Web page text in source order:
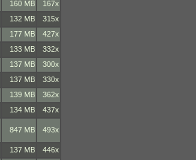
160 MB
167x
132 MB
315x
177 MB
427x
133 MB
332x
137 MB
300x
137 MB
330x
139 MB
362x
134 MB
437x
847 MB 493x
137 MB
446x